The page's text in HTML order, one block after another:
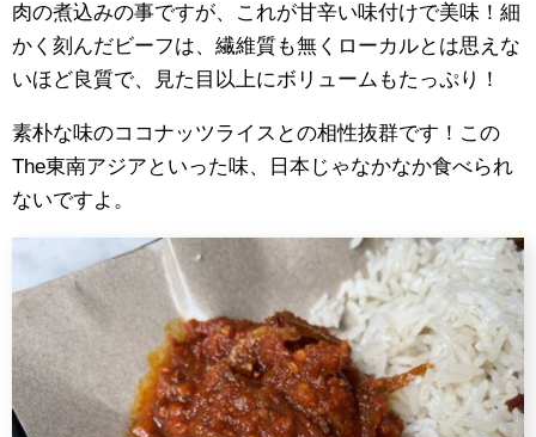
肉の煮込みの事ですが、これが甘辛い味付けで美味！細
かく刻んだビーフは、繊維質も無くローカルとは思えな
いほど良質で、見た目以上にボリュームもたっぷり！
素朴な味のココナッツライスとの相性抜群です！この
The東南アジアといった味、日本じゃなかなか食べられ
ないですよ。